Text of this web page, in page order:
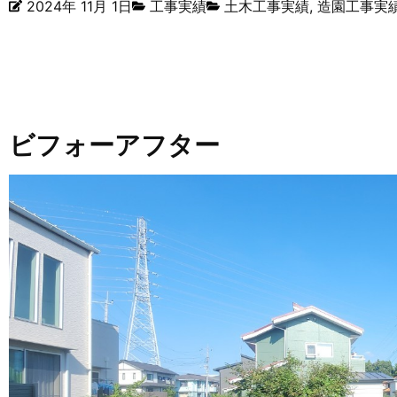
2024年 11月 1日 工事実績 土木工事実績, 造園工事実
ビフォーアフター